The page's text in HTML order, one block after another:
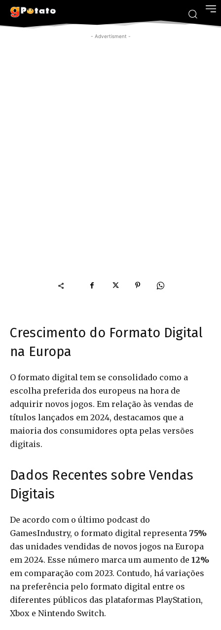
- Advertisment -
Crescimento do Formato Digital
na Europa
O formato digital tem se consolidado como a
escolha preferida dos europeus na hora de
adquirir novos jogos. Em relação às vendas de
títulos lançados em 2024, destacamos que a
maioria dos consumidores opta pelas versões
digitais.
Dados Recentes sobre Vendas
Digitais
De acordo com o último podcast do
GamesIndustry, o formato digital representa 75%
das unidades vendidas de novos jogos na Europa
em 2024. Esse número marca um aumento de 12%
em comparação com 2023. Contudo, há variações
na preferência pelo formato digital entre os
diferentes públicos das plataformas PlayStation,
Xbox e Nintendo Switch.